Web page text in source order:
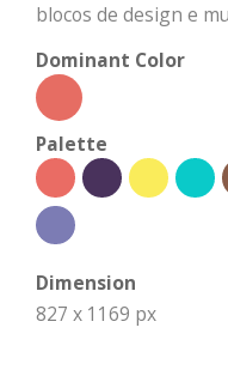
blocos de design e
Dominant Color
Palette
Dimension
827 x 1169 px